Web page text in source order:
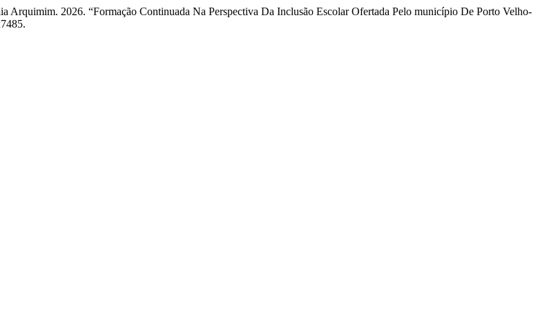
2026. “Formação Continuada Na Perspectiva Da Inclusão Escolar Ofertada Pelo município De Porto Velho-